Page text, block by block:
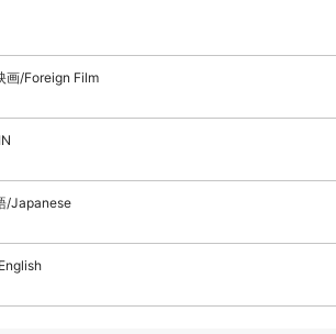
画/Foreign Film
/Japanese